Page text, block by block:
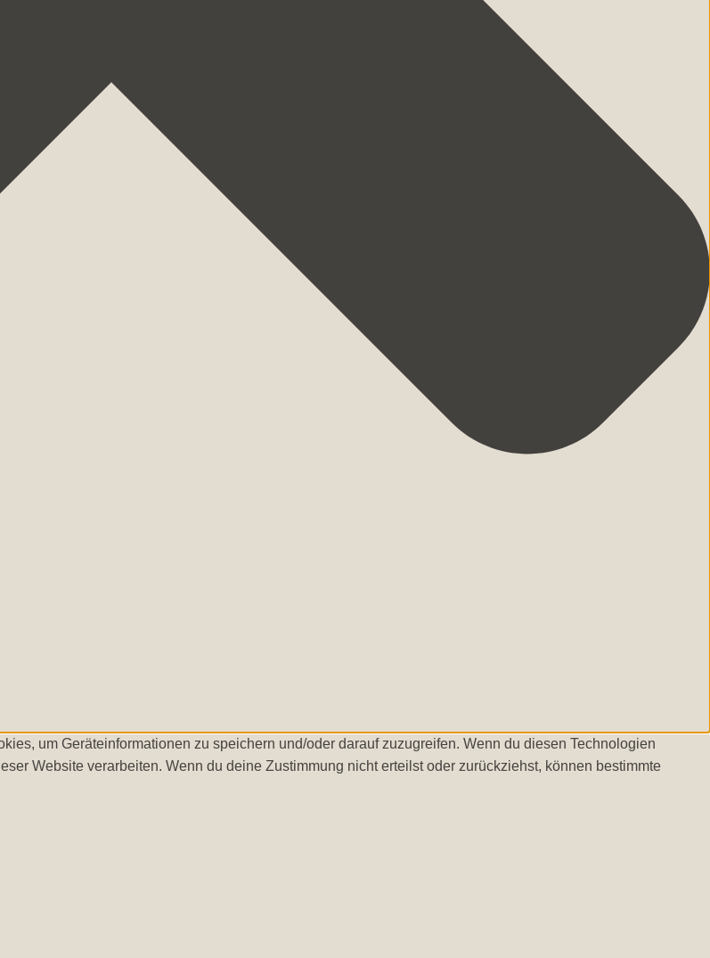
um Geräteinformationen zu speichern und/oder darauf zuzugreifen. Wenn du diesen Technologien
Website verarbeiten. Wenn du deine Zustimmung nicht erteilst oder zurückziehst, können bestimmte